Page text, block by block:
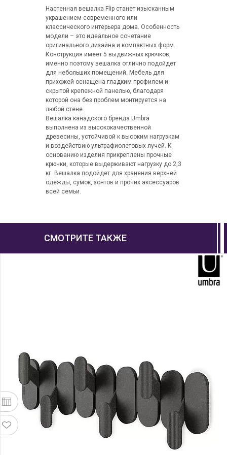
Настенная вешалка Flip станет изысканным
украшением современного или
классического интерьера дома. Особенность
модели – это идеальное сочетание
оригинального дизайна и компактных форм.
Конструкция имеет 5 выдвижных крючков,
именно поэтому вешалка отлично подойдет
для небольших помещений. Мебель для
прихожей оснащена гладким профилем и
скрытой крепежной панелью, благодаря
которой она без проблем монтируется на
любой стене.
Вешалка канадского бренда Umbra
выполнена из высококачественной
древесины, устойчивой к высоким нагрузкам
и воздействию ультрафиолетовых лучей. К
основанию изделия прикреплены прочные
крючки, которые выдерживают нагрузку до 2,3
кг. Вешалка подойдет для хранения верхней
одежды, сумок, зонтов и прочих аксессуаров
всей семьи.
СМОТРИТЕ ТАКЖЕ